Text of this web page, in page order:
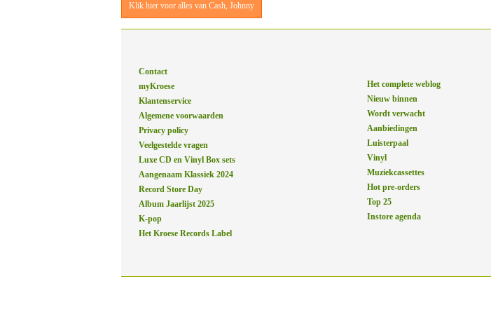
Klik hier voor alles van Cash, Johnny
Contact
myKroese
Klantenservice
Algemene voorwaarden
Privacy policy
Veelgestelde vragen
Luxe CD en Vinyl Box sets
Aangenaam Klassiek 2024
Record Store Day
Album Jaarlijst 2025
K-pop
Het Kroese Records Label
Het complete weblog
Nieuw binnen
Wordt verwacht
Aanbiedingen
Luisterpaal
Vinyl
Muziekcassettes
Hot pre-orders
Top 25
Instore agenda